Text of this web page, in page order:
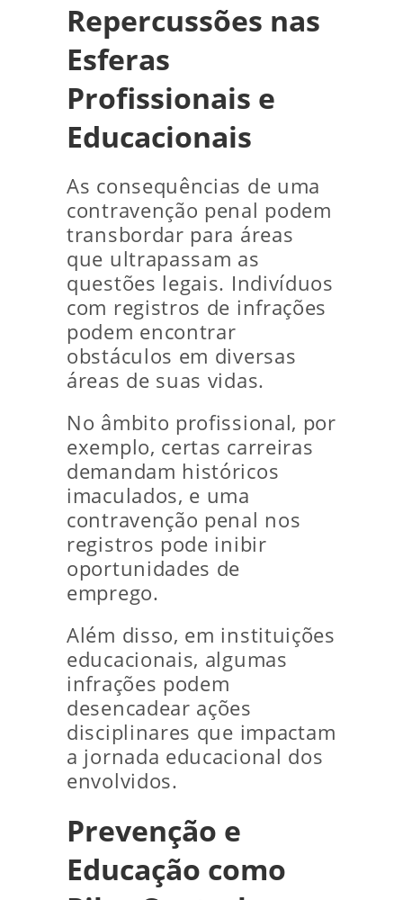
Repercussões nas
Esferas
Profissionais e
Educacionais
As consequências de uma
contravenção penal podem
transbordar para áreas
que ultrapassam as
questões legais. Indivíduos
com registros de infrações
podem encontrar
obstáculos em diversas
áreas de suas vidas.
No âmbito profissional, por
exemplo, certas carreiras
demandam históricos
imaculados, e uma
contravenção penal nos
registros pode inibir
oportunidades de
emprego.
Além disso, em instituições
educacionais, algumas
infrações podem
desencadear ações
disciplinares que impactam
a jornada educacional dos
envolvidos.
Prevenção e
Educação como